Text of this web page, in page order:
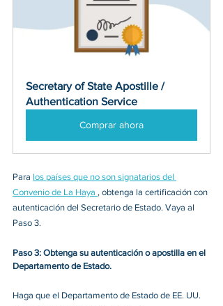
Secretary of State Apostille /
Authentication Service
Comprar ahora
Para los países que no son signatarios del
Convenio de La Haya , obtenga la certificación con
autenticación del Secretario de Estado. Vaya al
Paso 3.
Paso 3: Obtenga su autenticación o apostilla en el
Departamento de Estado.
Haga que el Departamento de Estado de EE. UU.